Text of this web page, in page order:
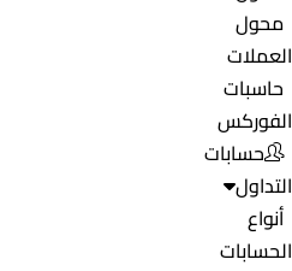
محول
العملات
حاسبات
الفوركس
حسابات
التداول
أنواع
الحسابات